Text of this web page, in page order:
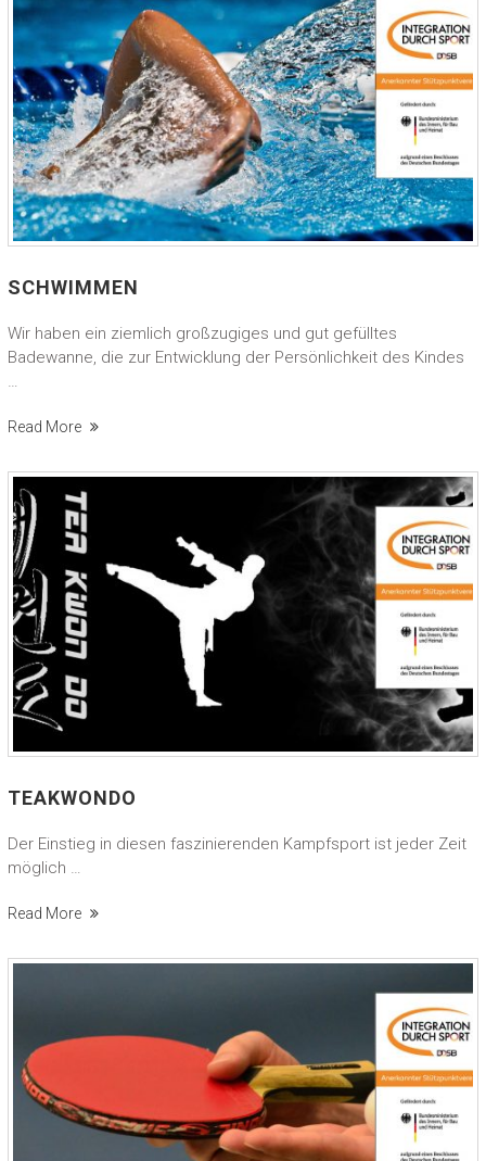
SCHWIMMEN
Wir haben ein ziemlich großzugiges und gut gefülltes
Badewanne, die zur Entwicklung der Persönlichkeit des Kindes
…
Read More
TEAKWONDO
Der Einstieg in diesen faszinierenden Kampfsport ist jeder Zeit
möglich …
Read More